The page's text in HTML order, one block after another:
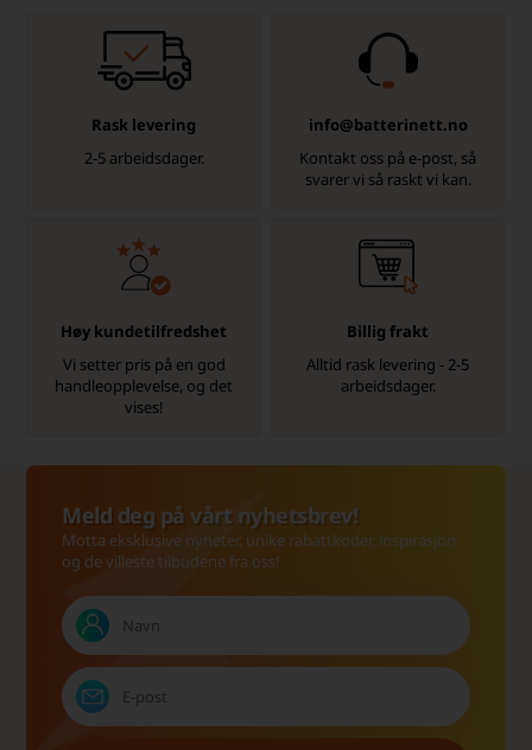
Rask levering
2-5 arbeidsdager.
info@batterinett.no
Kontakt oss på e-post, så
svarer vi så raskt vi kan.
Høy kundetilfredshet
Vi setter pris på en god
handleopplevelse, og det
vises!
Billig frakt
Alltid rask levering - 2-5
arbeidsdager.
Meld deg på vårt nyhetsbrev!
Motta eksklusive nyheter, unike rabattkoder, inspirasjon
og de villeste tilbudene fra oss!